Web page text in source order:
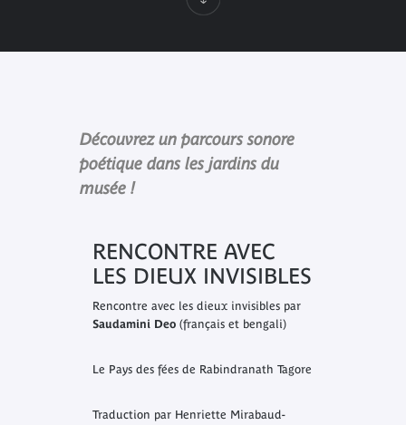
Découvrez un parcours sonore
poétique dans les jardins du
musée !
RENCONTRE AVEC
LES DIEUX INVISIBLES
Rencontre avec les dieux invisibles par
Saudamini Deo (français et bengali)
Le Pays des féesde Rabindranath Tagore
Traduction par Henriette Mirabaud-